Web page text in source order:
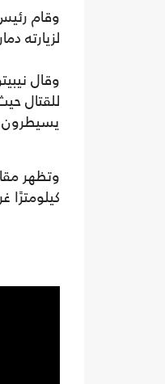
وقام
لزيارته
وقال
للقتال
يسيطرون
كيلومترًا